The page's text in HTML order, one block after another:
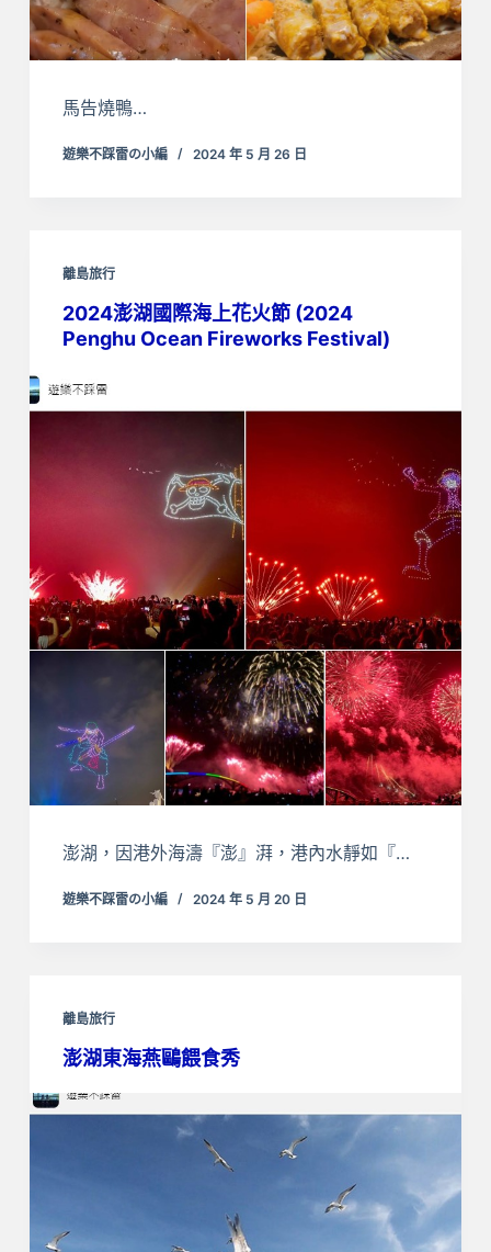
馬告燒鴨…
遊樂不踩雷の小編 2024 年 5 月 26 日
離島旅行
2024澎湖國際海上花火節 (2024
Penghu Ocean Fireworks Festival)
澎湖，因港外海濤『澎』湃，港內水靜如『…
遊樂不踩雷の小編 2024 年 5 月 20 日
離島旅行
澎湖東海燕鷗餵食秀